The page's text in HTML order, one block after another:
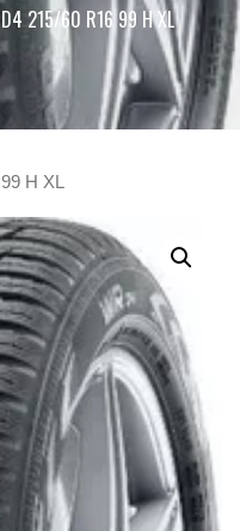
215/60 R16 99 H XL
H XL